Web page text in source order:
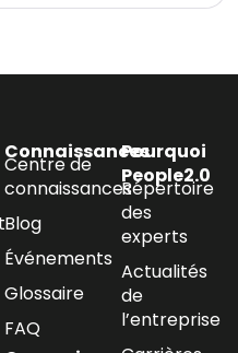
Connaissances
Centre de
connaissances
Blog
Événements
Glossaire
FAQ
Pourquoi
People2.0
Répertoire
des
experts
Actualités
de
l’entreprise